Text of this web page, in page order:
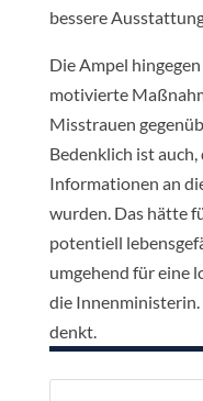
bessere
Die Ampel
motivierte
Misstrauen
Bedenklich ist auch,
Informationen an
wurden. Das hätte
potentiell
umgehend für eine
die Innenministerin.
denkt.